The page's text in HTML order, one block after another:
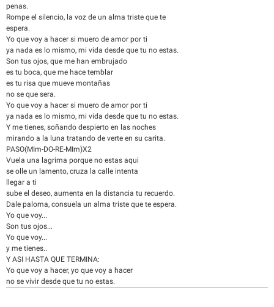
penas.
Rompe el silencio, la voz de un alma triste que te
espera.
Yo que voy a hacer si muero de amor por ti
ya nada es lo mismo, mi vida desde que tu no estas.
Son tus ojos, que me han embrujado
es tu boca, que me hace temblar
es tu risa que mueve montañas
no se que sera.
Yo que voy a hacer si muero de amor por ti
ya nada es lo mismo, mi vida desde que tu no estas.
Y me tienes, soñando despierto en las noches
mirando a la luna tratando de verte en su carita.
PASO(MIm-DO-RE-MIm)X2
Vuela una lagrima porque no estas aqui
se olle un lamento, cruza la calle intenta
llegar a ti
sube el deseo, aumenta en la distancia tu recuerdo.
Dale paloma, consuela un alma triste que te espera.
Yo que voy...
Son tus ojos...
Yo que voy...
y me tienes..
Y ASI HASTA QUE TERMINA:
Yo que voy a hacer, yo que voy a hacer
no se vivir desde que tu no estas.